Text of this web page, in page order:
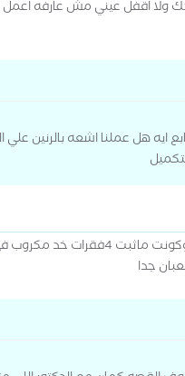
اقفل عيني مش عارفه اعمل
هل عملنا اشعه بالرنين علي
انا كونت عندي انزلاق غضروف وكونت ماثبت
جدا